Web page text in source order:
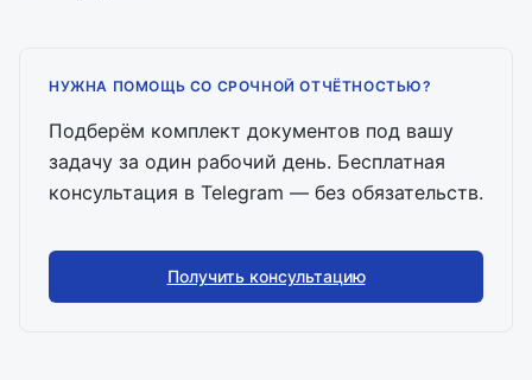
НУЖНА ПОМОЩЬ СО СРОЧНОЙ ОТЧЁТНОСТЬЮ?
Подберём комплект документов под вашу
задачу за один рабочий день. Бесплатная
консультация в Telegram — без обязательств.
Получить консультацию